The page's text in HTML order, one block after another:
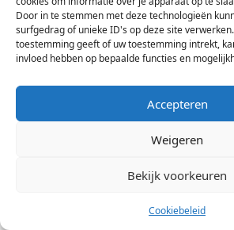
Door in te stemmen met deze technologieën
surfgedrag of unieke ID's op deze site
toestemming geeft of uw toestemming intrekt,
invloed hebben op bepaalde functies en
Accepteren
Weigeren
Bekijk voorkeuren
Cookiebeleid